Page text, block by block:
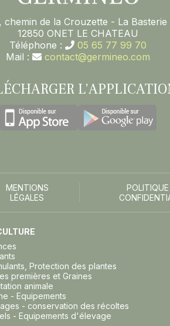
chemin de la Crouzette - La Basterie
12850 ONET LE CHATEAU
Téléphone :
05 65 77 99 70
Mail :
contact@germineo.com
MENTIONS
LÉGALES
POLITIQUE
Protection des plantes
premières et Graines
animale
- Equipements
- conservation des récoltes
- Equipements d'élevage